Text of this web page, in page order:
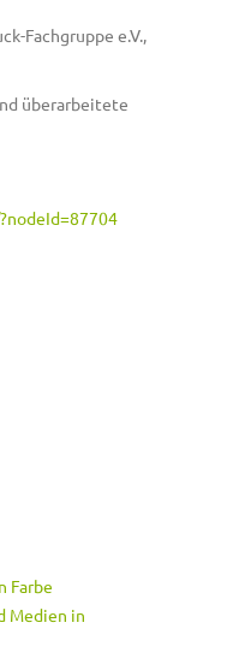
Fachgruppe e.V.,
überarbeitete
Farbe
Medien in